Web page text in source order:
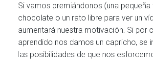
Si vamos premiándonos (una
chocolate o un rato libre para ver un
aumentará nuestra motivación. Si por
aprendido nos damos un capricho, se
las posibilidades de que nos